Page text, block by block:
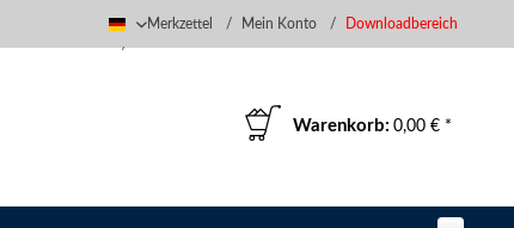
Deutsch
Merkzettel Mein Konto Downloadbereich
Warenkorb: 0,00 € *